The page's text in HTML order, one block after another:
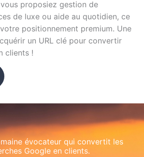
proposiez gestion de
de luxe ou aide au quotidien, ce
positionnement premium. Une
un URL clé pour convertir
clients !
évocateur qui convertit les
Google en clients.